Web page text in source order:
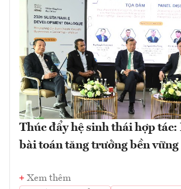
Thúc đẩy hệ sinh thái hợp tác:
bài toán tăng trưởng bền vững
Xem thêm